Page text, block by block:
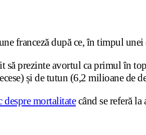
franceză după ce, în timpul
să prezinte avortul ca primul în
și de tutun (6,2 milioane de
mortalitatecând se referă la